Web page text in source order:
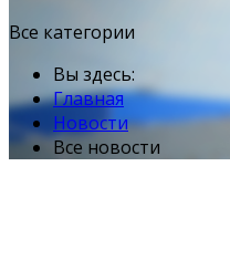
Все категории
Вы здесь:
Главная
Новости
Все новости